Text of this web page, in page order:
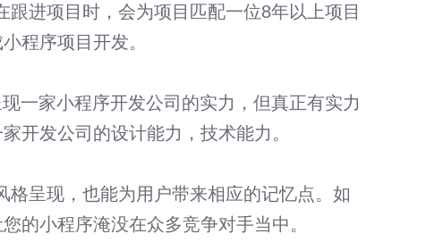
谷歌外贸推广
搜索引擎营销（SEM）· 国际化社交媒体营销（SNS）· 全
进项目时，会为项目匹配一位8年以上项目
程序项目开发。
家小程序开发公司的实力，但真正有实力
开发公司的设计能力，技术能力。
呈现，也能为用户带来相应的记忆点。如
的小程序淹没在众多竞争对手当中。